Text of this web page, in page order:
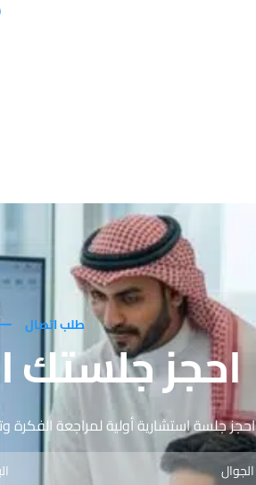
طلب اتصال
احجز جلستك
احجز جلسة استشارية أولية لمراجعة